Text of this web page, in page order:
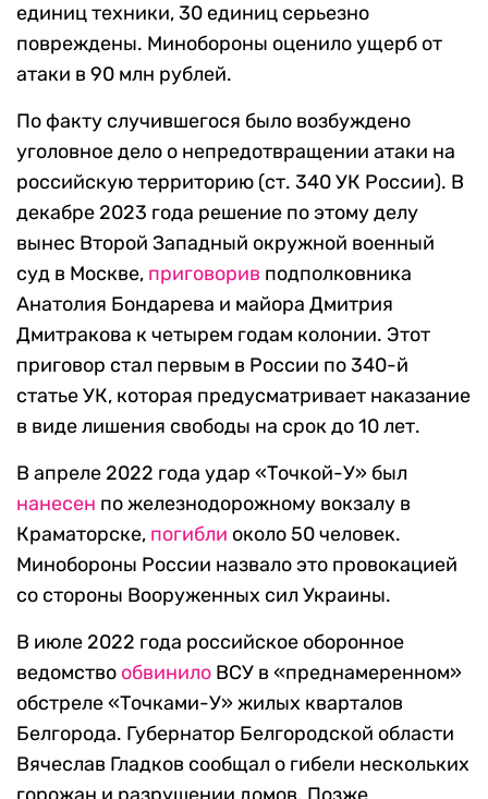
единиц техники, 30 единиц серьезно
повреждены. Минобороны оценило ущерб от
атаки в 90 млн рублей.
По факту случившегося было возбуждено
уголовное дело о непредотвращении атаки на
российскую территорию (ст. 340 УК России). В
декабре 2023 года решение по этому делу
вынес Второй Западный окружной военный
суд в Москве, приговорив подполковника
Анатолия Бондарева и майора Дмитрия
Дмитракова к четырем годам колонии. Этот
приговор стал первым в России по 340-й
статье УК, которая предусматривает наказание
в виде лишения свободы на срок до 10 лет.
В апреле 2022 года удар «Точкой-У» был
нанесен по железнодорожному вокзалу в
Краматорске, погибли около 50 человек.
Минобороны России назвало это провокацией
со стороны Вооруженных сил Украины.
В июле 2022 года российское оборонное
ведомство обвинило ВСУ в «преднамеренном»
обстреле «Точками-У» жилых кварталов
Белгорода. Губернатор Белгородской области
Вячеслав Гладков сообщал о гибели нескольких